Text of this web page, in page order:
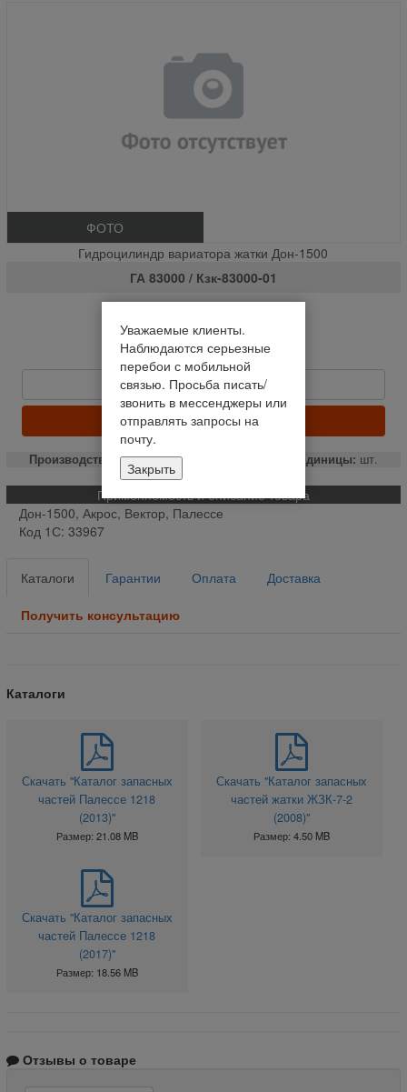
ФОТО
Гидроцилиндр вариатора жатки Дон-1500
ГА 83000 / Кзк-83000-01
Цену уточняйте
Быстрый заказ
ЗАКАЗАТЬ
Производство: РФ Единицы: шт.
Применяемость и описание товара
Дон-1500, Акрос, Вектор, Палессе
Код 1С: 33967
Каталоги Гарантии Оплата Доставка
Получить консультацию
Каталоги
Скачать "Каталог запасных
частей Палессе 1218
(2013)"
Размер: 21.08 MB
Скачать "Каталог запасных
частей жатки ЖЗК-7-2
(2008)"
Размер: 4.50 MB
Скачать "Каталог запасных
частей Палессе 1218
(2017)"
Размер: 18.56 MB
Отзывы о товаре
Уважаемые клиенты.
Наблюдаются серьезные
перебои с мобильной
связью. Просьба писать/
звонить в мессенджеры или
отправлять запросы на
почту.
Закрыть